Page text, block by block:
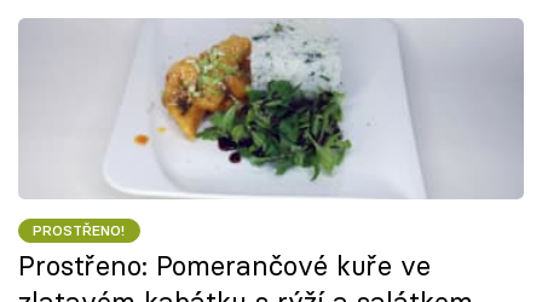
PROSTŘENO!
Prostřeno: Pomerančové kuře ve